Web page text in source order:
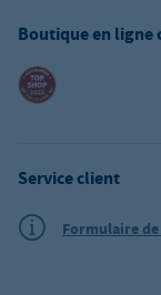
Boutique en ligne
Service client
Formulaire